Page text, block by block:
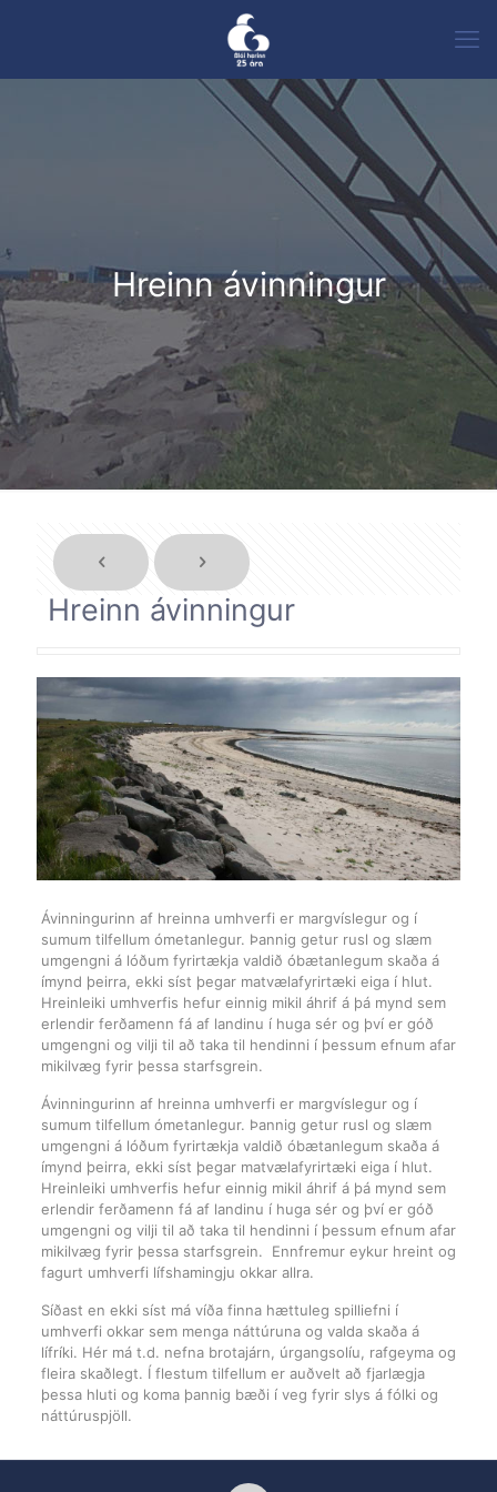
Hreinn ávinningur
Hreinn ávinningur
Ávinningurinn af hreinna umhverfi er margvíslegur og í
sumum tilfellum ómetanlegur. Þannig getur rusl og slæm
umgengni á lóðum fyrirtækja valdið óbætanlegum skaða á
ímynd þeirra, ekki síst þegar matvælafyrirtæki eiga í hlut.
Hreinleiki umhverfis hefur einnig mikil áhrif á þá mynd sem
erlendir ferðamenn fá af landinu í huga sér og því er góð
umgengni og vilji til að taka til hendinni í þessum efnum afar
mikilvæg fyrir þessa starfsgrein.
Ávinningurinn af hreinna umhverfi er margvíslegur og í
sumum tilfellum ómetanlegur. Þannig getur rusl og slæm
umgengni á lóðum fyrirtækja valdið óbætanlegum skaða á
ímynd þeirra, ekki síst þegar matvælafyrirtæki eiga í hlut.
Hreinleiki umhverfis hefur einnig mikil áhrif á þá mynd sem
erlendir ferðamenn fá af landinu í huga sér og því er góð
umgengni og vilji til að taka til hendinni í þessum efnum afar
mikilvæg fyrir þessa starfsgrein. Ennfremur eykur hreint og
fagurt umhverfi lífshamingju okkar allra.
Síðast en ekki síst má víða finna hættuleg spilliefni í
umhverfi okkar sem menga náttúruna og valda skaða á
lífríki. Hér má t.d. nefna brotajárn, úrgangsolíu, rafgeyma og
fleira skaðlegt. Í flestum tilfellum er auðvelt að fjarlægja
þessa hluti og koma þannig bæði í veg fyrir slys á fólki og
náttúruspjöll.